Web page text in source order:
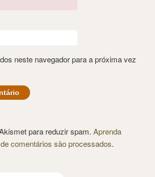
neste navegador para a próxima vez
para reduzir spam. Aprenda
comentários são processados.